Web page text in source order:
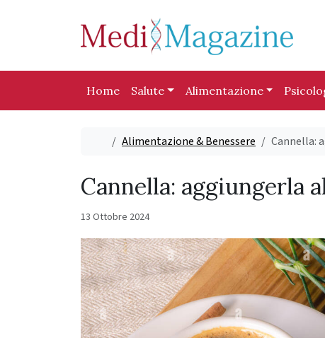
Home Salute Alimentazione
Home
Alimentazione & Benessere Cannella:
Cannella: aggiungerla
13 Ottobre 2024